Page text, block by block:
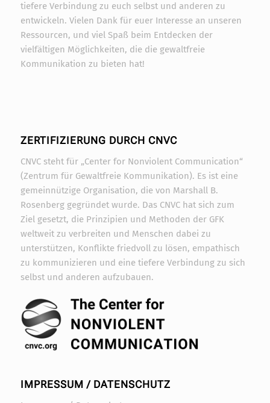
tiefere Verbindung zu euch selbst und anderen zu
entwickeln. Vielen Dank für euer Interesse an unseren
Ressourcen, und viel Spaß beim Entdecken der
vielfältigen Möglichkeiten, die die gewaltfreie
Kommunikation zu bieten hat!
ZERTIFIZIERUNG DURCH CNVC
CNVC steht für „Center for Nonviolent Communication“
(Zentrum für Gewaltfreie Kommunikation). Es ist eine
gemeinnützige Organisation, die von Marshall B.
Rosenberg gegründet wurde. Das CNVC hat sich zum
Ziel gesetzt, die Prinzipien und Methoden der GFK
weltweit zu verbreiten und Menschen dabei zu
unterstützen, Konflikte friedvoll zu lösen, empathisch
zu kommunizieren und eine tiefere Verbindung zu sich
selbst und anderen aufzubauen.
IMPRESSUM / DATENSCHUTZ